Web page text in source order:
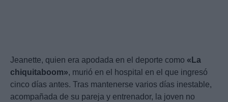
Jeanette, quien era apodada en el deporte como «La
chiquitaboom», murió en el hospital en el que ingresó
cinco días antes. Tras mantenerse varios días inestable,
acompañada de su pareja y entrenador, la joven no